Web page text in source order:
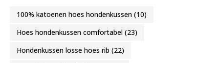
100% katoenen hoes hondenkussen (10)
Hoes hondenkussen comfortabel (23)
Hondenkussen losse hoes rib (22)